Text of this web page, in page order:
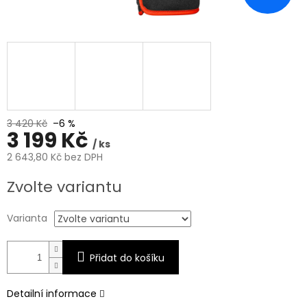
3 420 Kč –6 %
3 199 Kč / ks
2 643,80 Kč bez DPH
cena:
Zvolte variantu
Varianta
Přidat do košíku
Detailní informace